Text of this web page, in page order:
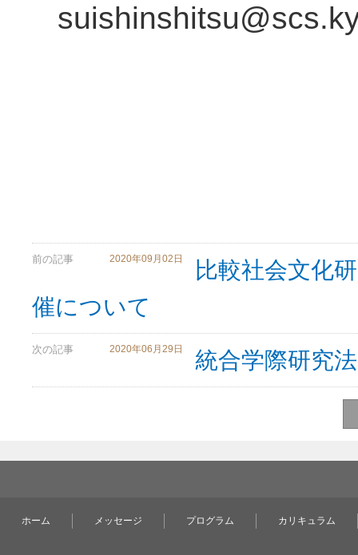
前の記事 2020年09月02日
比較社会文化
催について
次の記事 2020年06月29日 統合学際研究
ホーム メッセージ プログラム カリキュラム